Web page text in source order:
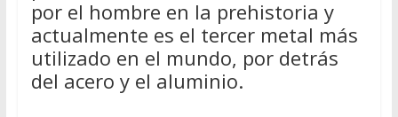
por el hombre en la prehistoria y
actualmente es el tercer metal más
utilizado en el mundo, por detrás
del acero y el aluminio.